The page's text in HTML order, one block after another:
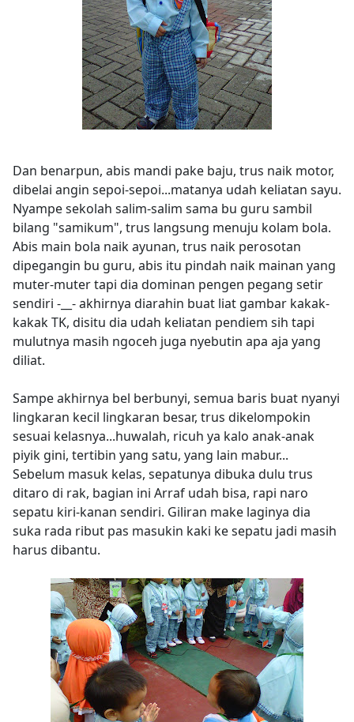
Dan benarpun, abis mandi pake baju, trus naik motor,
dibelai angin sepoi-sepoi...matanya udah keliatan sayu.
Nyampe sekolah salim-salim sama bu guru sambil
bilang "samikum", trus langsung menuju kolam bola.
Abis main bola naik ayunan, trus naik perosotan
dipegangin bu guru, abis itu pindah naik mainan yang
muter-muter tapi dia dominan pengen pegang setir
sendiri -__- akhirnya diarahin buat liat gambar kakak-
kakak TK, disitu dia udah keliatan pendiem sih tapi
mulutnya masih ngoceh juga nyebutin apa aja yang
diliat.
Sampe akhirnya bel berbunyi, semua baris buat nyanyi
lingkaran kecil lingkaran besar, trus dikelompokin
sesuai kelasnya...huwalah, ricuh ya kalo anak-anak
piyik gini, tertibin yang satu, yang lain mabur...
Sebelum masuk kelas, sepatunya dibuka dulu trus
ditaro di rak, bagian ini Arraf udah bisa, rapi naro
sepatu kiri-kanan sendiri. Giliran make laginya dia
suka rada ribut pas masukin kaki ke sepatu jadi masih
harus dibantu.